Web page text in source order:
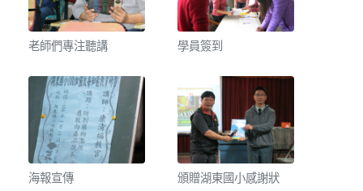
老師們專注聽講 學員簽到
海報宣傳 頒贈湖東國小感謝狀